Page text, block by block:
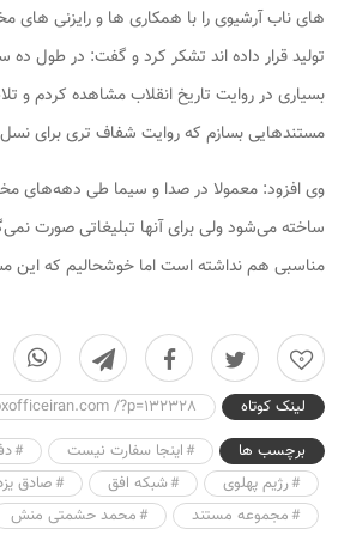
های ناب آرشیوی را با همکاری ها و رایزنی های
تولید قرار داده اند تشکر کرد و گفت: در طول
بسیاری در روایت تاریخ انقلاب مشاهده کردم و
مستندهایی بسازم که روایت شفاف تری برای
وی افزود: معمولا در صدا و سیما طی دهه‌های
ساخته می‌شود ولی برای آنها تبلیغاتی صورت
مناسبی هم نداشته است اما خوشحالیم که این
0
لینک کوتاه
/?p=132328
برچسب ها
اینجا سفارت نیست
رژیم پهلوی
شبکه افق
صادق
مجموعه مستند
محمد حشمتی منش